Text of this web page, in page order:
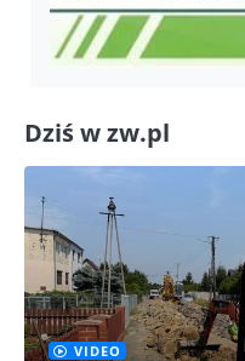
Dziś w zw.pl
VIDEO